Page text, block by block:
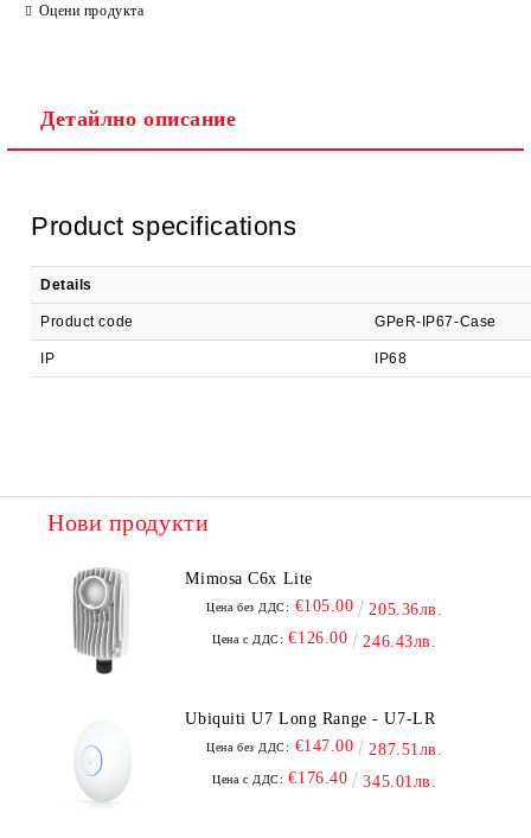
Ние ще се свържем с вас в рамките на работния ден.
Оцени продукта
Детайлно описание
Product specifications
Details
Product code GPeR-IP67-Case
IP IP68
Нови продукти
Mimosa C6x Lite
Цена без ДДС: €105.00 205.36лв.
Цена с ДДС: €126.00 246.43лв.
Ubiquiti U7 Long Range - U7-LR
Цена без ДДС: €147.00 287.51лв.
Цена с ДДС: €176.40 345.01лв.